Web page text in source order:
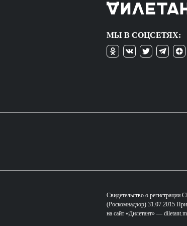
МЫ В СОЦСЕТЯХ:
Свидетельство о
(Роскомнадзор) 31.07.2015 При
на сайт «Дилетант» —